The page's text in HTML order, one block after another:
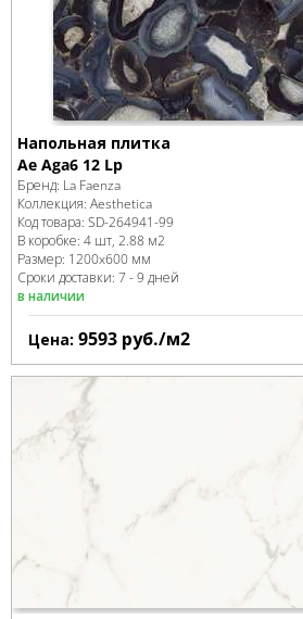
Напольная плитка
Ae Aga6 12 Lp
Бренд: La Faenza
Коллекция: Aesthetica
Код товара: SD-264941-99
В коробке: 4 шт, 2.88 м2
Размер: 1200x600 мм
Сроки доставки: 7 - 9 дней
в наличии
Цена: 9593 руб./м2